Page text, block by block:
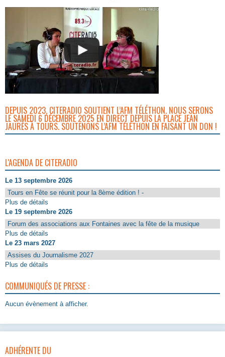
DEPUIS 2023, CITERADIO SOUTIENT L’AFM TÉLÉTHON. NOUS SERONS
LE SAMEDI 6 DÉCEMBRE 2025 EN DIRECT DEPUIS LA PLACE JEAN
JAURÈS À TOURS. SOUTENONS L’AFM TÉLÉTHON EN FAISANT UN DON !
L'AGENDA DE CITERADIO
Le 13 septembre 2026
Tours en Fête se réunit pour la 8ème édition ! -
Plus de détails
Le 19 septembre 2026
Forum des associations aux Fontaines avec la fête de la musique
Plus de détails
Le 23 mars 2027
Assises du Journalisme 2027
Plus de détails
COMMUNIQUÉS DE PRESSE :
Aucun évènement à afficher.
ADHÉRENTE DU